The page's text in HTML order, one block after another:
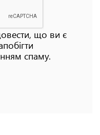
що ви є
спаму.